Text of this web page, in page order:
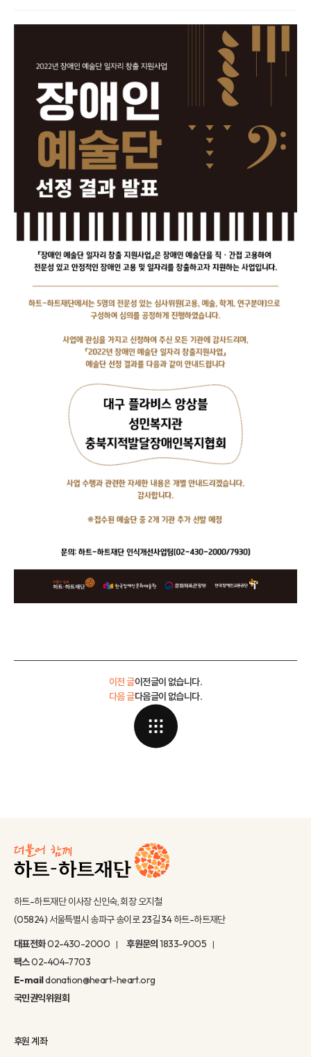
이전 글이전글이 없습니다.
다음글이 없습니다.
다음 글
하트-하트재단 이사장 신인숙, 회장 오지철
(05824) 서울특별시 송파구 송이로 23길 34 하트-하트재단
대표전화02-430-2000 후원문의1833-9005
팩스02-404-7703
E-maildonation@heart-heart.org
국민권익위원회
후원 계좌